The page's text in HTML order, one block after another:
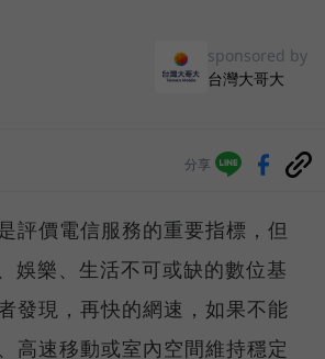
sponsored by
台灣大哥大
分享
評價電信服務的重要指標，但
娛樂、生活不可或缺的數位基
發現，再快的網速，如果不能
高速移動或室內空間維持穩定